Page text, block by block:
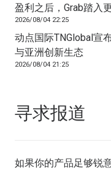
盈利之后，Grab踏入
2026/08/04 22:25
动点国际TNGlobal宣
与亚洲创新生态
2026/08/04 21:25
寻求报道
如果你的产品足够锐